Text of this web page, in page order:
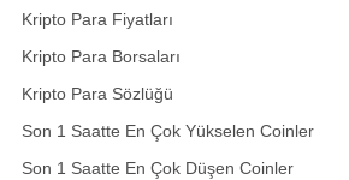
Kripto Para Fiyatları
Kripto Para Borsaları
Kripto Para Sözlüğü
Son 1 Saatte En Çok Yükselen Coinler
Son 1 Saatte En Çok Düşen Coinler